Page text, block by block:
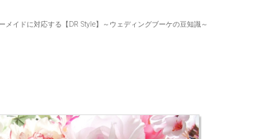
イドに対応する【DR Style】～ウェディングブーケの豆知識～